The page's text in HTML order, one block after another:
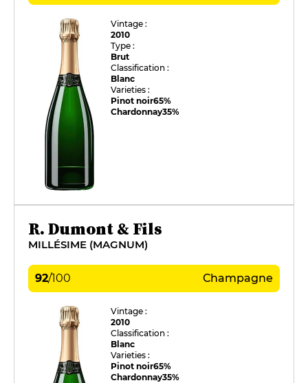
Vintage :
2010
Type :
Brut
Classification :
Blanc
Varieties :
Pinot noir65%
Chardonnay35%
R. Dumont & Fils
MILLÉSIME (MAGNUM)
92/100 Champagne
Vintage :
2010
Classification :
Blanc
Varieties :
Pinot noir65%
Chardonnay35%